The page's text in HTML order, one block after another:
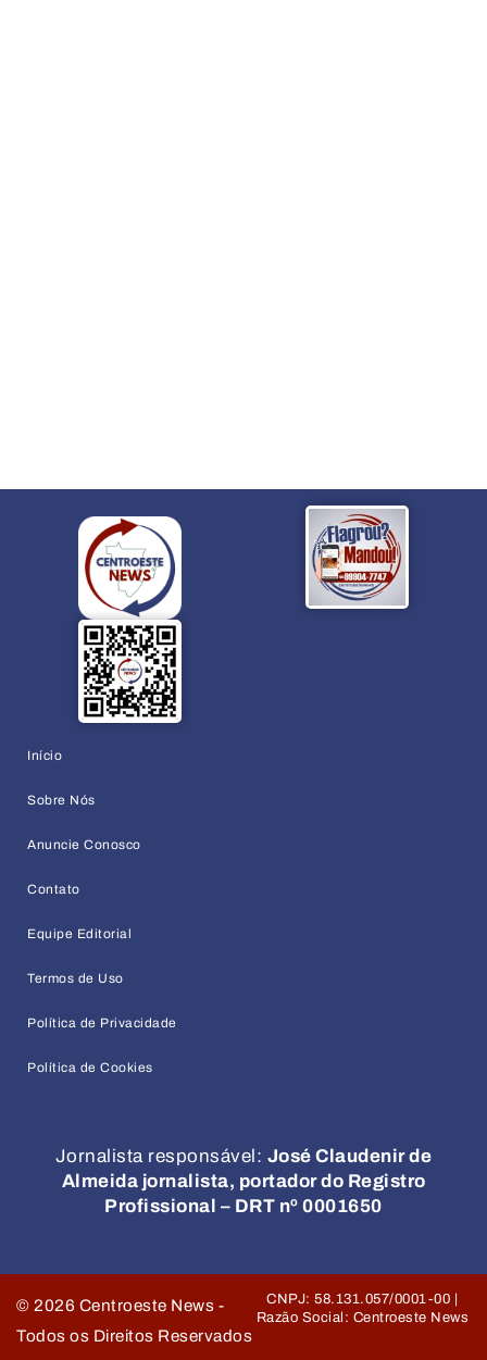
Início
Sobre Nós
Anuncie Conosco
Contato
Equipe Editorial
Termos de Uso
Política de Privacidade
Política de Cookies
Jornalista responsável: José Claudenir de
Almeida jornalista, portador do Registro
Profissional – DRT nº 0001650
© 2026 Centroeste News -
Todos os Direitos Reservados
CNPJ: 58.131.057/0001-00 |
Razão Social: Centroeste News